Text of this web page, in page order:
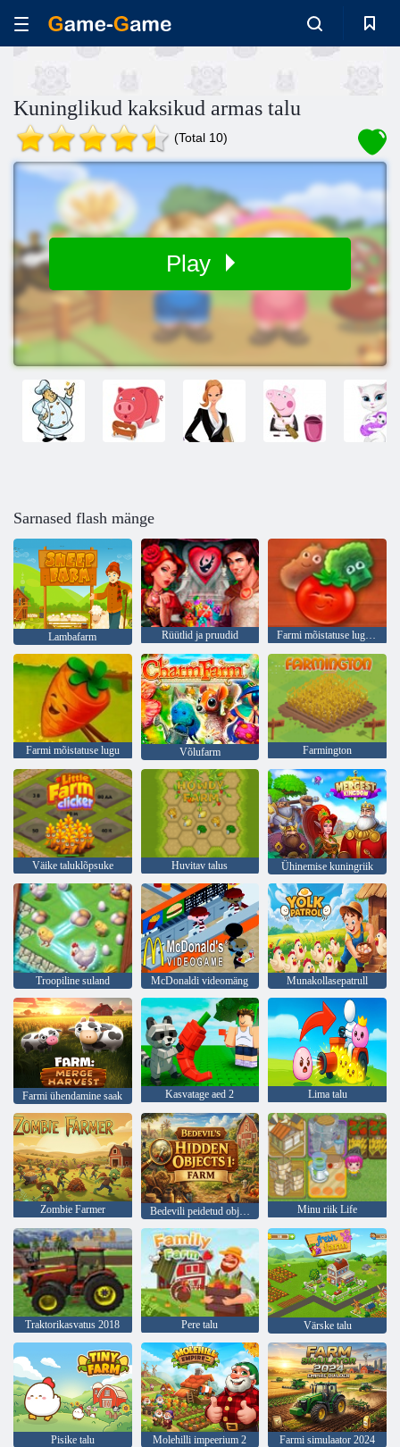
Kuninglikud kaksikud armas talu
(Total 10)
Play
Sarnased flash mänge
Lambafarm Rüütlid ja pruudid Farmi mõistatuse lugu 2
Farmi mõistatuse lugu Võlufarm Farmington
Väike taluklõpsuke Huvitav talus Ühinemise kuningriik
Troopiline suland McDonaldi videomäng Munakollasepatrull
Farmi ühendamine saak Kasvatage aed 2 Lima talu
Zombie Farmer Bedevili peidetud objektid 1: talu Minu riik Life
Traktorikasvatus 2018 Pere talu Värske talu
Pisike talu Molehilli impeerium 2 Farmi simulaator 2024